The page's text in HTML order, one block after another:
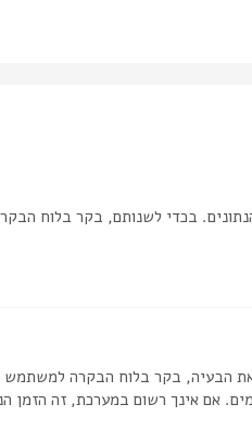
בכדי לשנותם, בקר בלוח
הבעיה, בקר בלוח הבקרה למשתמש
אם אינך רשום במערכת, זה הזמן